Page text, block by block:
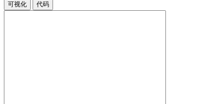
可视化 代码